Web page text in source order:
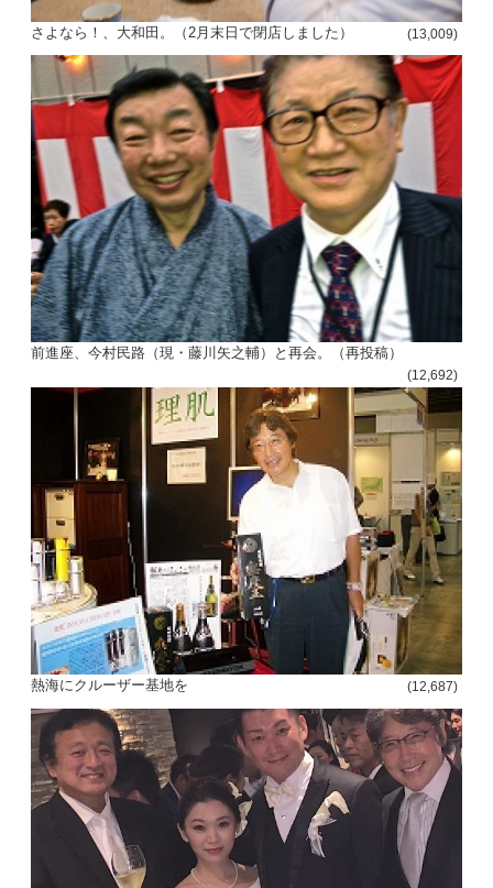
さよなら！、大和田。（2月末日で閉店しました） (13,009)
前進座、今村民路（現・藤川矢之輔）と再会。（再投稿）
(12,692)
熱海にクルーザー基地を (12,687)